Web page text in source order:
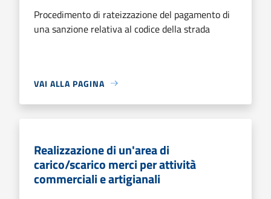
Procedimento di rateizzazione del pagamento di
una sanzione relativa al codice della strada
VAI ALLA PAGINA
Realizzazione di un'area di
carico/scarico merci per attività
commerciali e artigianali